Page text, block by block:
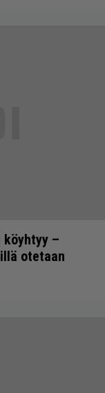
köyhtyy –
otetaan